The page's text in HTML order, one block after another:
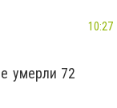
умерли 72
10:27